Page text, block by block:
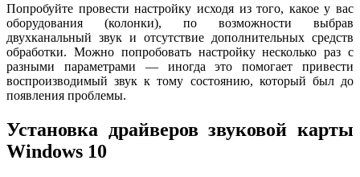
Попробуйте провести настройку исходя из того, какое у вас
оборудования (колонки), по возможности выбрав
двухканальный звук и отсутствие дополнительных средств
обработки. Можно попробовать настройку несколько раз с
разными параметрами — иногда это помогает привести
воспроизводимый звук к тому состоянию, который был до
появления проблемы.
Установка драйверов звуковой карты
Windows 10